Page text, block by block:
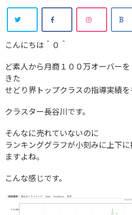
こんにちは＾０＾
ど素人から月商１００万オーバー
きた
せどり界トップクラスの指導実績を
クラスター長谷川です。
そんなに売れていないのに
ランキンググラフが小刻みに上下
ますよね。
こんな感じです。